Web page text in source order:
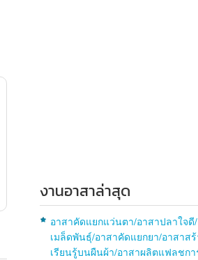
งานอาสาล่าสุด
อาสาคัดแยกแว่นตา/อาสาปลาใจดี
เมล็ดพันธุ์/อาสาคัดแยกยา/อาสาสร้
เรียนรู้บนผืนผ้า/อาสาผลิตแฟลชกา